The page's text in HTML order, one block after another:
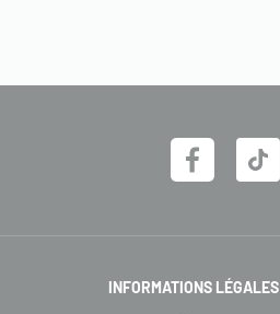
INFORMATIONS LÉGALES